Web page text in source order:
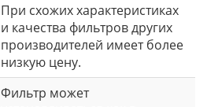
При схожих характеристиках
и качества фильтров других
производителей имеет более
низкую цену.
Фильтр может